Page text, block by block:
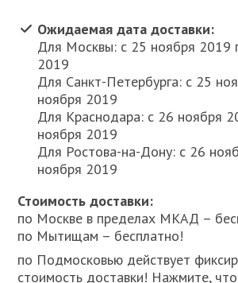
Ожидаемая дата доставки:
Для Москвы: c 25 ноября 2019
2019
Для Санкт-Петербурга: c 25
ноября 2019
Для Краснодара: c 26 ноября
ноября 2019
Для Ростова-на-Дону: c 26
ноября 2019
Стоимость доставки:
по Москве в пределах МКАД –
по Мытищам – бесплатно!
по Подмосковью действует
стоимость доставки! Нажмите,